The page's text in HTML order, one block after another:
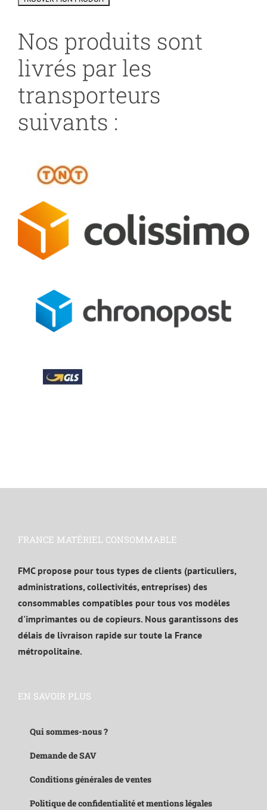
Nos produits sont
livrés par les
transporteurs
suivants :
FRANCE MATÉRIEL CONSOMMABLE
FMC propose pour tous types de clients (particuliers,
administrations, collectivités, entreprises) des
consommables compatibles pour tous vos modèles
d'imprimantes ou de copieurs. Nous garantissons des
délais de livraison rapide sur toute la France
métropolitaine.
EN SAVOIR PLUS
Qui sommes-nous ?
Demande de SAV
Conditions générales de ventes
Politique de confidentialité et mentions légales